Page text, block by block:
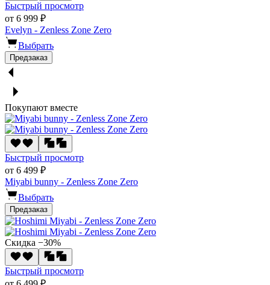
Быстрый просмотр
от 6 999 ₽
Evelyn - Zenless Zone Zero
Выбрать
Предзаказ
Покупают вместе
Быстрый просмотр
от 6 499 ₽
Miyabi bunny - Zenless Zone Zero
Выбрать
Предзаказ
Скидка −30%
Быстрый просмотр